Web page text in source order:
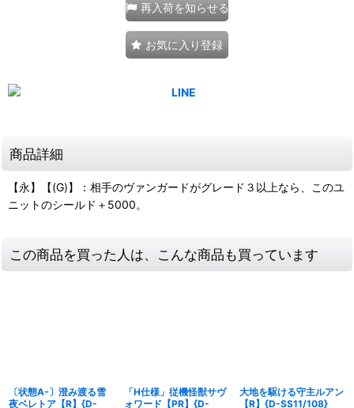
再入荷を知らせる
お気に入り登録
商品詳細
【永】【(G)】：相手のヴァンガードがグレード３以上なら、このユ
ニットのシールド＋5000。
この商品を買った人は、こんな商品も買っています
〔状態A-〕澄み渡る雪
夜ベレトア【R】{D-
「H仕様」従機怪獣サヴ
ォワード【PR】{D-
大地を駆ける守主ルアン
【R】{D-SS11/108}